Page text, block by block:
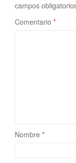
campos
Comentario *
Nombre *